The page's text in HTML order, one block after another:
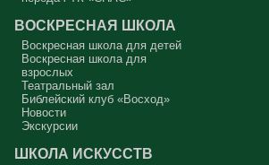
как Ваня из сказки «Морозко»: «Какой я
Сегодняшняя притча очень трудная. В ней
другого, но не себя.
Вот с этим предлагается войти в
сплошная неделя прошла, потом две
Масленица, прощённое воскресенье. С чем я
В нас должно быть внимание к тому, что
дни для приготовления не только к Пасхе, а
Это цель жизни. Я об этом забыл, я туда
сначала увидеть в себе этого урода, а потом
ВОСКРЕСНАЯ ШКОЛА
Воскресная школа для детей
Воскресная школа для
взрослых
Театральный зал
Библейский клуб «Восход»
Новости
Экскурсии
ШКОЛА ИСКУССТВ